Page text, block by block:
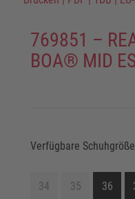
769851 –
BOA® MID
Verfügbare
34 35 36